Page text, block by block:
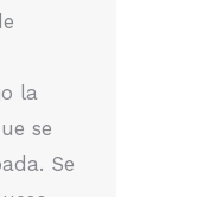
la
se
Se